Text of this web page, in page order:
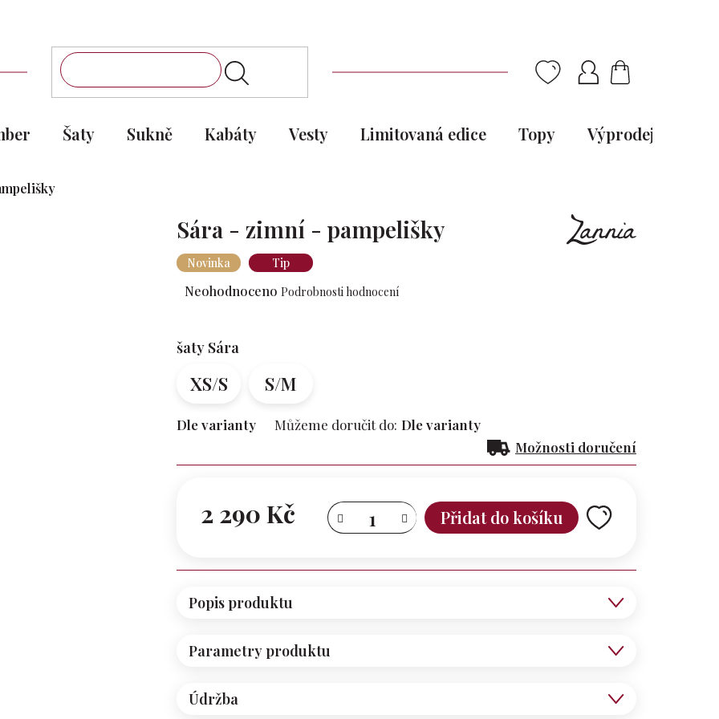
NÁKUPNÍ
KOŠÍK
Šaty Sukně Kabáty Vesty Limitovaná edice Topy Výprodej
šaty Sára
XS/S S/M
Dle varianty Můžeme doručit do: Dle varianty
Možnosti doručení
2 290 Kč Přidat do košíku
Sára - zimní - pampelišky
Novinka Tip
Průměrné
je
0,0
hvězdiček.
Neohodnoceno Podrobnosti hodnocení
Údržba
Parametry produktu
Popis produktu